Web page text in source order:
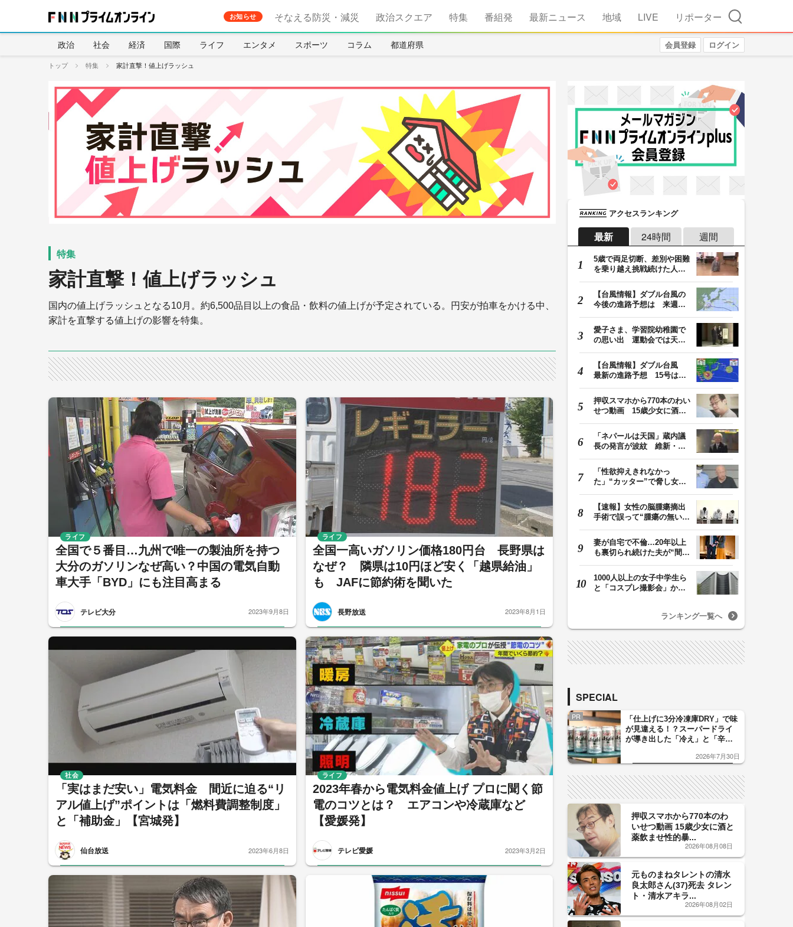
お知らせ そなえる防災・減災 政治スクエア 特集 番組発 最新ニュース 地域 LIVE リポーター 検索
政治 社会 経済 国際 ライフ エンタメ スポーツ コラム 都道府県 会員登録 ログイン
トップ 特集 家計直撃！値上げラッシュ
家計直撃！値上げラッシュ
国内の値上げラッシュとなる10月。約6,500品目以上の食品・飲料の値上げが予定されている。円安が拍車をかける中、
家計を直撃する値上げの影響を特集。
全国で５番目…九州で唯一の製油所を持つ
大分のガソリンなぜ高い？中国の電気自動
車大手「BYD」にも注目高まる
テレビ大分
ライフ
2023年9月8日
全国一高いガソリン価格180円台 長野県は
なぜ？ 隣県は10円ほど安く「越県給油」
も JAFに節約術を聞いた
長野放送
ライフ
2023年8月1日
「実はまだ安い」電気料金 間近に迫る“リ
アル値上げ”ポイントは「燃料費調整制度」
と「補助金」【宮城発】
仙台放送
社会
2023年6月8日
2023年春から電気料金値上げ プロに聞く節
電のコツとは？ エアコンや冷蔵庫など
【愛媛発】
テレビ愛媛
ライフ
2023年3月2日
アクセスランキング
最新 24時間 週間
5歳で両足切断、差別や困難
を乗り越え挑戦続けた人
【台風情報】ダブル台風の
今後の進路予想は 来週、
愛子さま、学習院幼稚園で
の思い出 運動会では天皇
【台風情報】ダブル台風
最新の進路予想 15号は北
押収スマホから770本のわい
せつ動画 15歳少女に酒と
「ネパールは天国」蔵内議
長の発言が波紋 維新・吉
「性欲抑えきれなかっ
た」“カッター”で脅し女子
【速報】女性の脳腫瘍摘出
手術で誤って“腫瘍の無い部
妻が自宅で不倫…20年以上
も裏切られ続けた夫が“間
1000人以上の女子中学生ら
と「コスプレ撮影会」か
ランキング一覧へ
SPECIAL
PR
「仕上げに3分冷凍庫DRY」で味
が見違える！？スーパードライ
が導き出した「冷え」と「辛
した「辛口カーブ」が飲み頃の
2026年7月30日
押収スマホから770本のわ
いせつ動画 15歳少女に酒と
薬飲ませ性的暴...
2026年08月08日
元ものまねタレントの清水
良太郎さん(37)死去 タレン
ト・清水アキラ...
2026年08月02日